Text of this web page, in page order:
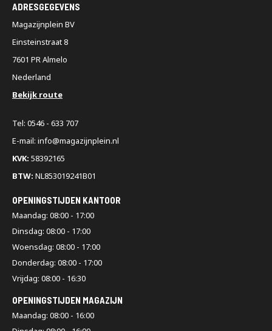
ADRESGEGEVENS
Magazijnplein BV
Einsteinstraat 8
7601 PR Almelo
Nederland
Bekijk route
Tel: 0546 - 633 707
E-mail: info@magazijnplein.nl
KVK: 58392165
BTW: NL853019241B01
OPENINGSTIJDEN KANTOOR
Maandag: 08:00 - 17:00
Dinsdag: 08:00 - 17:00
Woensdag: 08:00 - 17:00
Donderdag: 08:00 - 17:00
Vrijdag: 08:00 - 16:30
OPENINGSTIJDEN MAGAZIJN
Maandag: 08:00 - 16:00